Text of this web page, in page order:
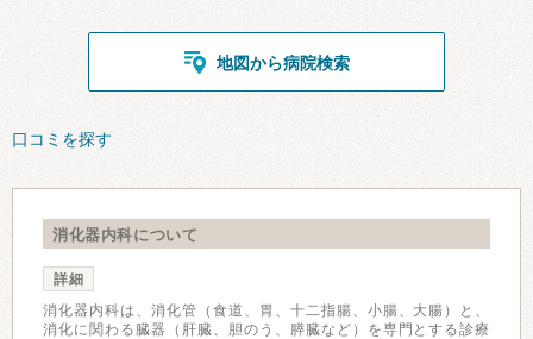
地図から病院検索
口コミを探す
消化器内科について
詳細
消化器内科は、消化管（食道、胃、十二指腸、小腸、大腸）と、
消化に関わる臓器（肝臓、胆のう、膵臓など）を専門とする診療